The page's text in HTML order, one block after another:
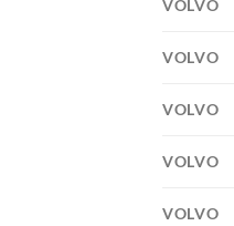
VOLVO
VOLVO
VOLVO
VOLVO
VOLVO